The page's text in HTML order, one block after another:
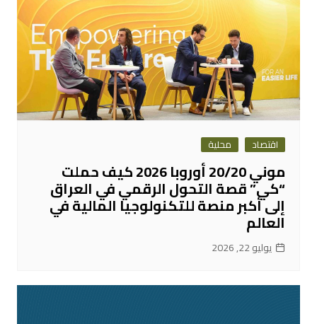
اقتصاد محلية
موني 20/20 أوروبا 2026 كيف حملت
“كي” قصة التحول الرقمي في العراق
إلى أكبر منصة للتكنولوجيا المالية في
العالم
يوليو 22, 2026